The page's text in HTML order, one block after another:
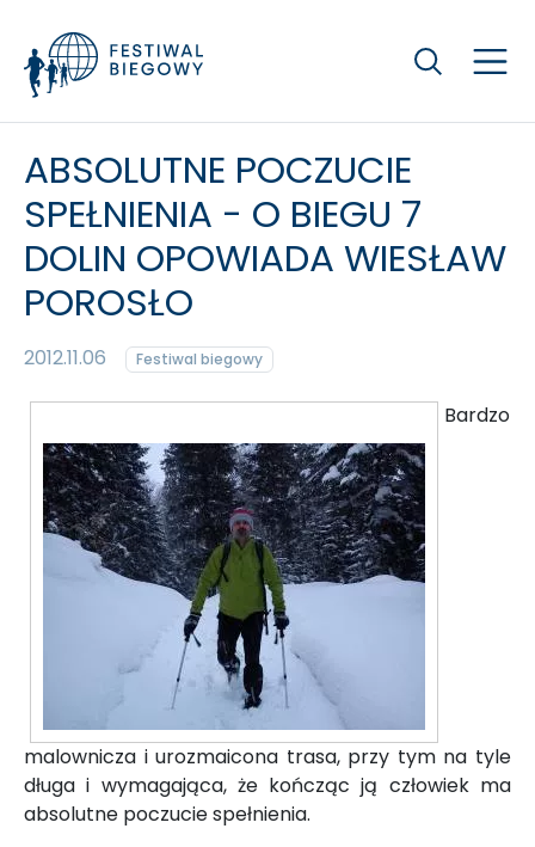
Szukaj
ABSOLUTNE POCZUCIE
SPEŁNIENIA - O BIEGU 7
DOLIN OPOWIADA WIESŁAW
POROSŁO
2012.11.06 Festiwal biegowy
Bardzo
malownicza i urozmaicona trasa, przy tym na tyle
długa i wymagająca, że kończąc ją człowiek ma
absolutne poczucie spełnienia.